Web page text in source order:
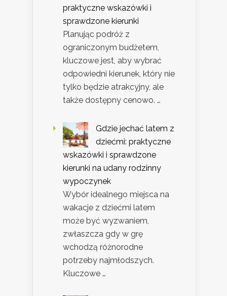
praktyczne wskazówki i
sprawdzone kierunki
Planując podróż z
ograniczonym budżetem,
kluczowe jest, aby wybrać
odpowiedni kierunek, który nie
tylko będzie atrakcyjny, ale
także dostępny cenowo. …
Gdzie jechać latem z
dziećmi: praktyczne
wskazówki i sprawdzone
kierunki na udany rodzinny
wypoczynek
Wybór idealnego miejsca na
wakacje z dziećmi latem
może być wyzwaniem,
zwłaszcza gdy w grę
wchodzą różnorodne
potrzeby najmłodszych.
Kluczowe …